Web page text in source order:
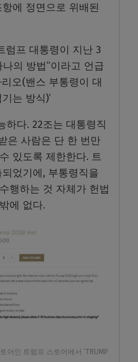
에 정면으로 위배된
럼프 대통령이 지난 3
의 방법”이라고 언급
오(밴스 부통령이 대
는 방식)’
하다. 22조는 대통령직
은 사람은 단 한 번만
있도록 제한한다. 트
었기에, 부통령직을
행하는 것 자체가 헌법
에 없다.
어인 트럼프 스토어에서 ‘TRUMP